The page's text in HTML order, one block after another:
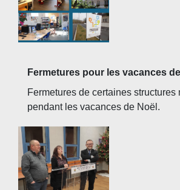
Fermetures pour les vacances
Fermetures de certaines structures
pendant les vacances de Noël.